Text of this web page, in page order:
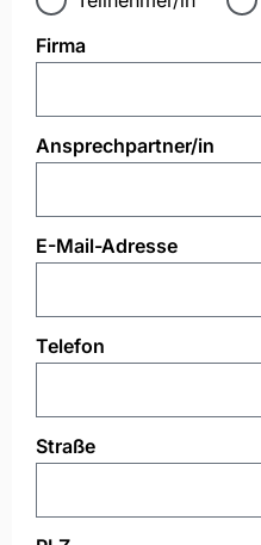
Firma
Ansprechpartner/in
E-Mail-Adresse
Telefon
Straße